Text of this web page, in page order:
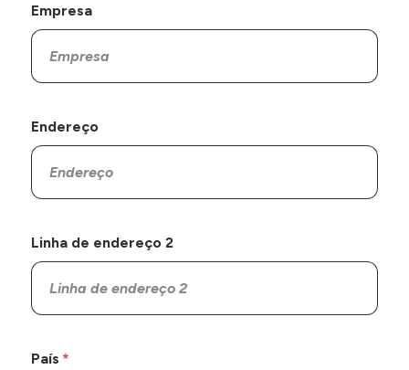
Empresa
Endereço
Linha de endereço 2
País